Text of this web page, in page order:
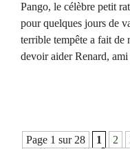
Pango, le célèbre petit
pour quelques jours de
terrible tempête a fait de
devoir aider Renard,
Navigation
Page 1 sur 28 1 2